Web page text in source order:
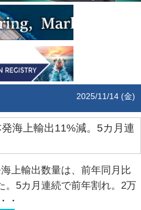
2025/11/14 (金)
海上輸出11%減。5カ月連
上輸出数量は、前年同月比
。5カ月連続で前年割れ。2万
・